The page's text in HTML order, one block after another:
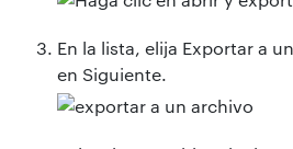
En la lista, elija Exportar a
en Siguiente.